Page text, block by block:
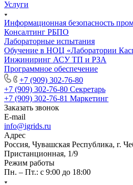
Услуги
Информационная безопасность
Консалтинг РБПО
Лабораторные испытания
Обучение в НОЦ «Лаборатории
Инжиниринг АСУ ТП и РЗА
Программное обеспечение
+7 (909) 302-76-80
+7 (909) 302-76-80 Секретарь
+7 (909) 302-76-81 Маркетинг
Заказать звонок
E-mail
info@igrids.ru
Адрес
Россия, Чувашская Республика, г.
Пристанционная, 1/9
Режим работы
Пн. – Пт.: с 9:00 до 18:00